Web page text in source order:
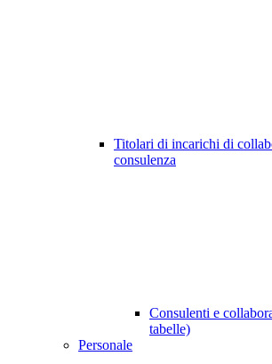
Titolari di incarichi di
consulenza
Consulenti e
tabelle)
Personale